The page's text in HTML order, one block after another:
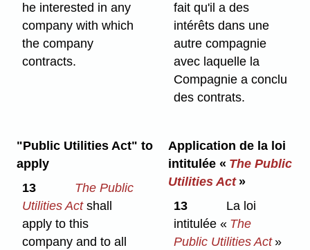
he interested in any
company with which
the company
contracts.
fait qu'il a des
intérêts dans une
autre compagnie
avec laquelle la
Compagnie a conclu
des contrats.
"Public Utilities Act" to
apply
13
The Public
Utilities Actshall
apply to this
company and to all
Application de la loi
intitulée « The Public
Utilities Act»
13
La loi
intitulée « The
Public Utilities Act»